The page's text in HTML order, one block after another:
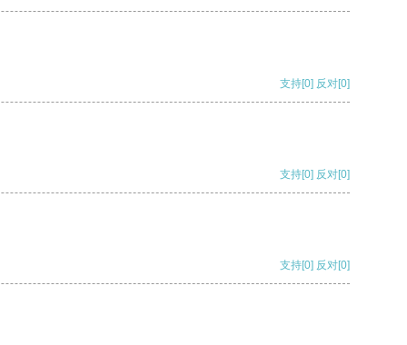
支持[0] 反对[0]
支持[0] 反对[0]
支持[0] 反对[0]